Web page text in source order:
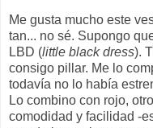
Me gusta mucho este
tan... no sé. Supongo
LBD (little black dress).
consigo pillar. Me lo
todavía no lo había
Lo combino con rojo,
comodidad y facilidad -